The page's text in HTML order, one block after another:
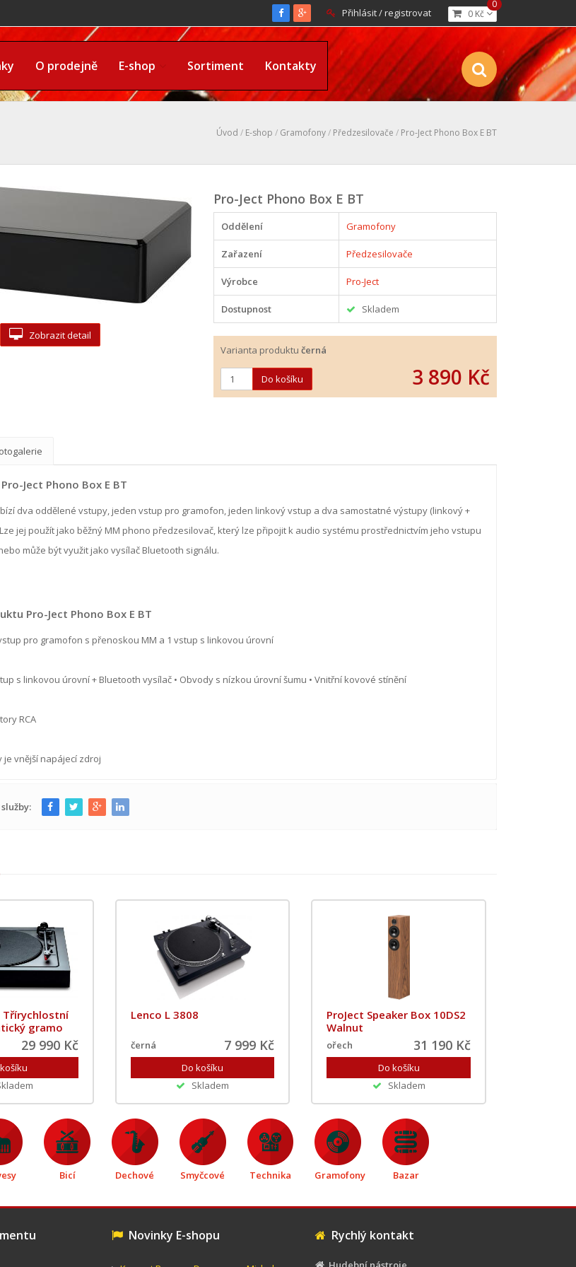
0 Kč
0
Přihlásit / registrovat
O prodejně E-shop Sortiment Kontakty
Úvod / E-shop / Gramofony/ Předzesilovače / Pro-Ject Phono Box E BT
Zobrazit detail
Pro-Ject Phono Box E BT
Oddělení Gramofony
Zařazení Předzesilovače
Výrobce Pro-Ject
Dostupnost Skladem
Varianta produktu černá
3 890 Kč
Ject Phono Box E BT
dva oddělené vstupy, jeden vstup pro gramofon, jeden linkový vstup a dva samostatné výstupy (linkový +
jej použít jako běžný MM phono předzesilovač, který lze připojit k audio systému prostřednictvím jeho vstupu
může být využit jako vysílač Bluetooth signálu.
Pro-Ject Phono Box E BT
vstup pro gramofon s přenoskou MM a 1 vstup s linkovou úrovní
s linkovou úrovní + Bluetooth vysílač • Obvody s nízkou úrovní šumu • Vnitřní kovové stínění
RCA
je vnější napájecí zdroj
Třírychlostní
gramo
29 990 Kč
Lenco L 3808
černá 7 999 Kč
Skladem
ProJect Speaker Box 10DS2
Walnut
ořech 31 190 Kč
Skladem
Bicí Dechové Smyčcové Technika Gramofony Bazar
Novinky E-shopu Rychlý kontakt